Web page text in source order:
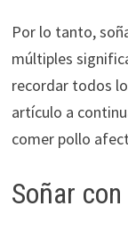
Por lo tanto,
múltiples
recordar todos
artículo a
comer pollo
Soñar